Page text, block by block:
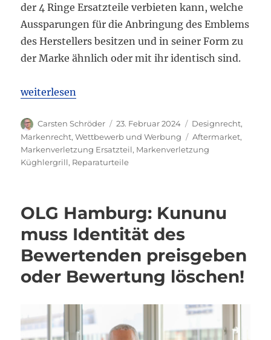
der 4 Ringe Ersatzteile verbieten kann, welche
Aussparungen für die Anbringung des Emblems
des Herstellers besitzen und in seiner Form zu
der Marke ähnlich oder mit ihr identisch sind.
„EuGH: Aftermarket – Hersteller kann Benutzung
weiterlesen
Autor
Carsten Schröder
Veröffentlicht
am
23. Februar 2024 Kategorien
Designrecht,
Markenrecht,Wettbewerb und Werbung Schlagwörter
Aftermarket,
Markenverletzung Ersatzteil, Markenverletzung
Küghlergrill, Reparaturteile
OLG Hamburg: Kununu
muss Identität des
Bewertenden preisgeben
oder Bewertung löschen!